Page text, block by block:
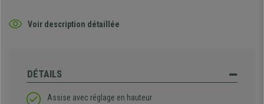
Voir description détaillée
DÉTAILS
Assise avec réglage en hauteur